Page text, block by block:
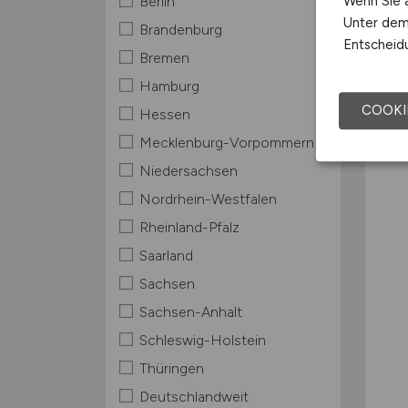
Brandenburg
Bremen
Hamburg
Hessen
Mecklenburg-Vorpommern
Niedersachsen
Nordrhein-Westfalen
Rheinland-Pfalz
Saarland
Sachsen
Sachsen-Anhalt
Schleswig-Holstein
Thüringen
Deutschlandweit
Unter